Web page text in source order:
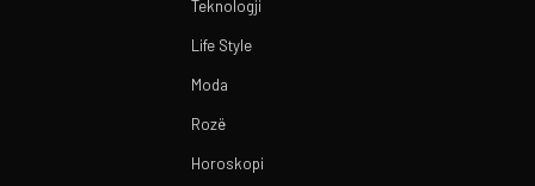
Teknologji
Life Style
Moda
Rozë
Horoskopi